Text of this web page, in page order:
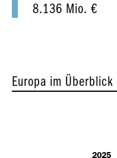
8.136 Mio. €
Europa im Überblick
2025